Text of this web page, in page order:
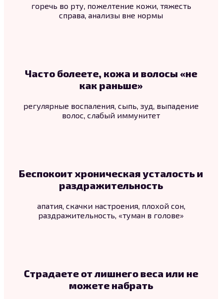
горечь во рту, пожелтение кожи, тяжесть
справа, анализы вне нормы
Часто болеете, кожа и волосы «не
как раньше»
регулярные воспаления, сыпь, зуд, выпадение
волос, слабый иммунитет
Беспокоит хроническая усталость и
раздражительность
апатия, скачки настроения, плохой сон,
раздражительность, «туман в голове»
Страдаете от лишнего веса или не
можете набрать